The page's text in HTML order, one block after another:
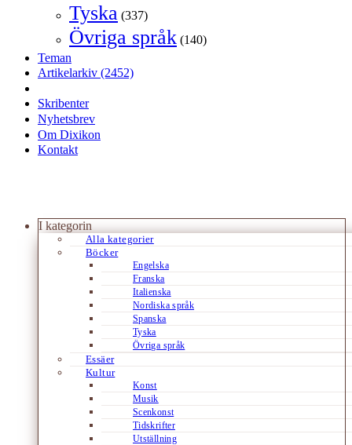
Tyska (337)
Övriga språk (140)
Teman
Artikelarkiv (2452)
Skribenter
Nyhetsbrev
Om Dixikon
Kontakt
I kategorin
Alla kategorier
Böcker
Engelska
Franska
Italienska
Nordiska språk
Spanska
Tyska
Övriga språk
Essäer
Kultur
Konst
Musik
Scenkonst
Tidskrifter
Utställning